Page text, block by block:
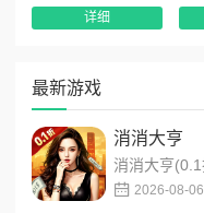
最新游戏
消消大亨
2026-08-06
详细